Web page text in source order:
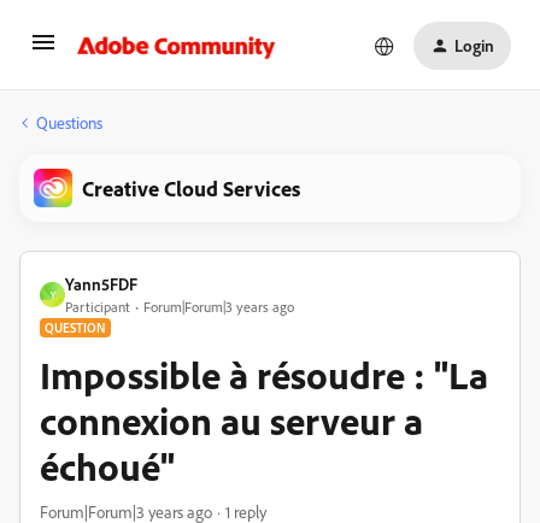
Login
Questions
Creative Cloud Services
Y
Yann5FDF
Participant Forum|Forum|3 years ago
QUESTION
Impossible à résoudre : "La
connexion au serveur a
échoué"
Forum|Forum|3 years ago 1 reply